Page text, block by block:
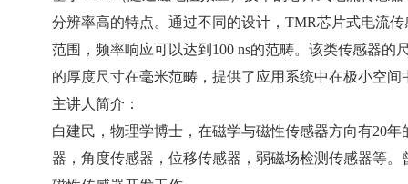
分辨率高的特点。通过不同的设计，TMR芯片式电流
范围，频率响应可以达到100 ns的范畴。该类传感器的
的厚度尺寸在毫米范畴，提供了应用系统中在极小空间
主讲人简介：
白建民，物理学博士，在磁学与磁性传感器方向有20
器，角度传感器，位移传感器，弱磁场检测传感器等